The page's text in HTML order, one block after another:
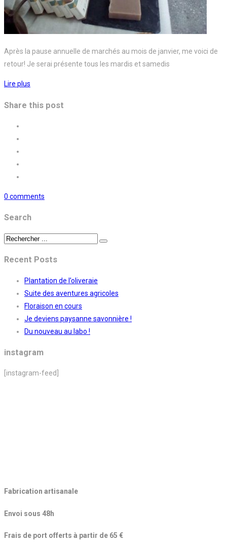
Après la pause annuelle de marchés au mois de janvier, me voici de
retour! Je serai présente tous les mardis et samedis
Lire plus
Share this post
0 comments
Search
Recent Posts
Plantation de l’oliveraie
Suite des aventures agricoles
Floraison en cours
Je deviens paysanne savonnière !
Du nouveau au labo !
instagram
[instagram-feed]
Fabrication artisanale
Envoi sous 48h
Frais de port offerts à partir de 65 €